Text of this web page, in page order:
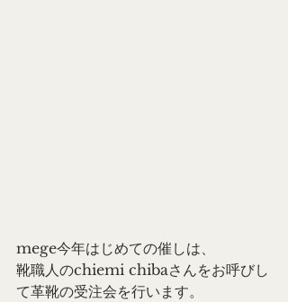
mege今年はじめての催しは、
靴職人のchiemi chibaさんをお呼びし
て革靴の受注会を行います。